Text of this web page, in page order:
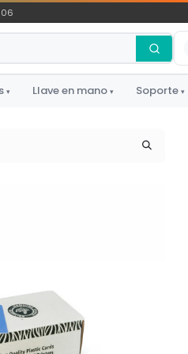
▾ Llave en mano ▾ Soporte ▾